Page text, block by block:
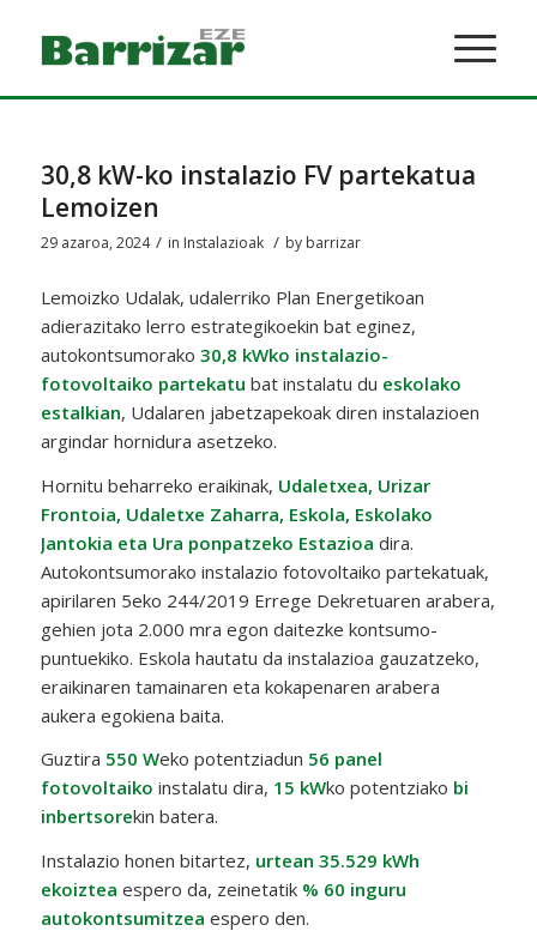
30,8 kW-ko instalazio FV partekatua
Lemoizen
29 azaroa, 2024 / in Instalazioak / by barrizar
Lemoizko Udalak, udalerriko Plan Energetikoan
adierazitako lerro estrategikoekin bat eginez,
autokontsumorako 30,8 kWko instalazio-
fotovoltaiko partekatu bat instalatu du eskolako
estalkian, Udalaren jabetzapekoak diren instalazioen
argindar hornidura asetzeko.
Hornitu beharreko eraikinak, Udaletxea, Urizar
Frontoia, Udaletxe Zaharra, Eskola, Eskolako
Jantokia eta Ura ponpatzeko Estazioa dira.
Autokontsumorako instalazio fotovoltaiko partekatuak,
apirilaren 5eko 244/2019 Errege Dekretuaren arabera,
gehien jota 2.000 mra egon daitezke kontsumo-
puntuekiko. Eskola hautatu da instalazioa gauzatzeko,
eraikinaren tamainaren eta kokapenaren arabera
aukera egokiena baita.
Guztira 550 Weko potentziadun 56 panel
fotovoltaiko instalatu dira, 15 kWko potentziako bi
inbertsorekin batera.
Instalazio honen bitartez, urtean 35.529 kWh
ekoiztea espero da, zeinetatik % 60 inguru
autokontsumitzea espero den.